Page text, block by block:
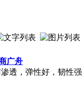
广舟
透，弹性好，韧性